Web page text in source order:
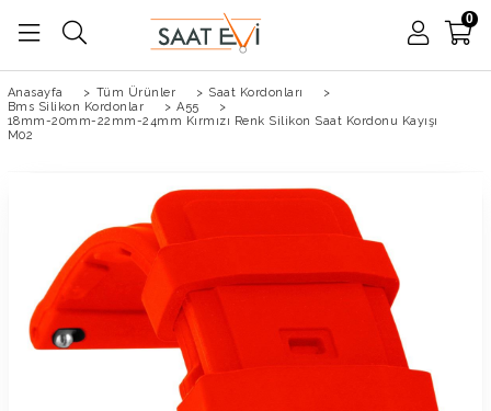
0
Anasayfa > Tüm Ürünler > Saat Kordonları
>
Bms Silikon Kordonlar
> A55
>
18mm-20mm-22mm-24mm Kırmızı Renk Silikon Saat Kordonu Kayışı
M02